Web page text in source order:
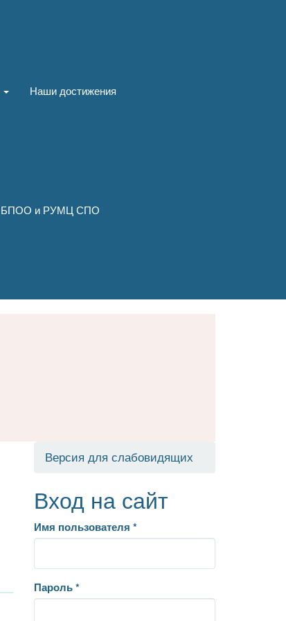
Наши достижения
БПОО и РУМЦ СПО
Версия для слабовидящих
Вход на сайт
Имя пользователя *
Пароль*